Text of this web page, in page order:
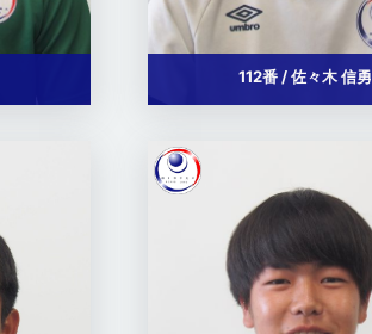
112番 / 佐々木 信勇